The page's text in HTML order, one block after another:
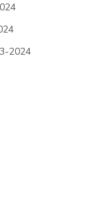
2024